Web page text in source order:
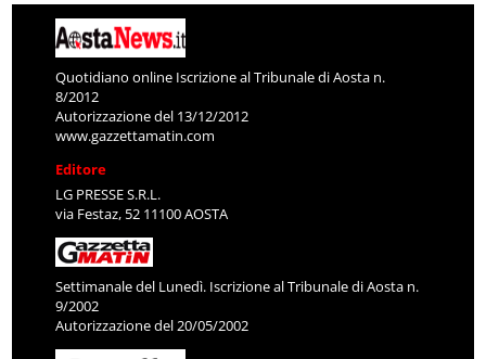
Quotidiano online Iscrizione al Tribunale di Aosta n.
8/2012
Autorizzazione del 13/12/2012
www.gazzettamatin.com
Editore
LG PRESSE S.R.L.
via Festaz, 52 11100 AOSTA
Settimanale del Lunedì. Iscrizione al Tribunale di Aosta n.
9/2002
Autorizzazione del 20/05/2002